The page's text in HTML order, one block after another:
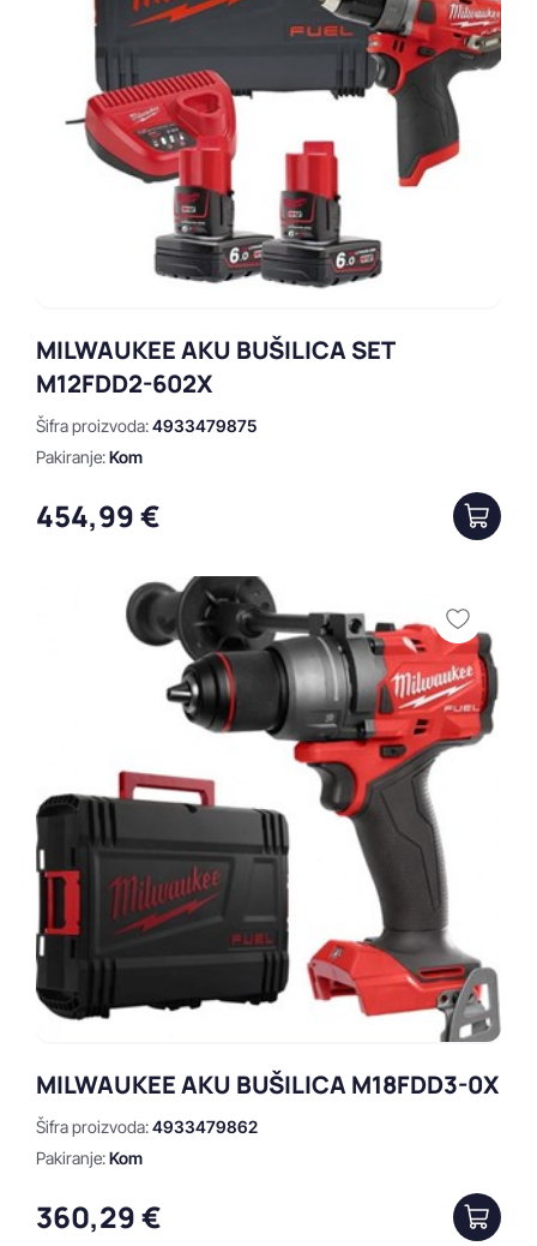
MILWAUKEE AKU BUŠILICA SET
M12FDD2-602X
Šifra proizvoda:4933479875
Pakiranje:Kom
454,99 €
MILWAUKEE AKU BUŠILICA M18FDD3-0X
Šifra proizvoda:4933479862
Pakiranje:Kom
360,29 €